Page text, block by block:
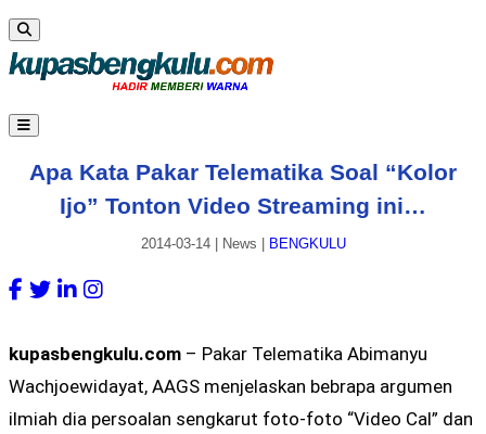
Apa Kata Pakar Telematika Soal “Kolor
Ijo” Tonton Video Streaming ini…
2014-03-14| News BENGKULU
kupasbengkulu.com – Pakar Telematika Abimanyu
Wachjoewidayat, AAGS menjelaskan bebrapa argumen
ilmiah dia persoalan sengkarut foto-foto “Video Cal” dan